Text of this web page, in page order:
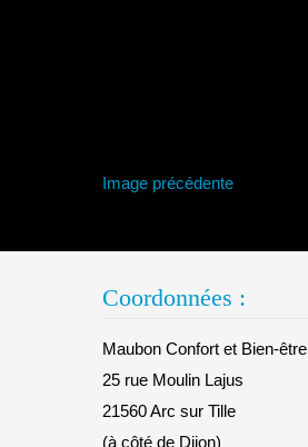
Image précédente
Coordonnées :
Maubon Confort et Bien-être
25 rue Moulin Lajus
21560 Arc sur Tille
(à côté de Dijon)